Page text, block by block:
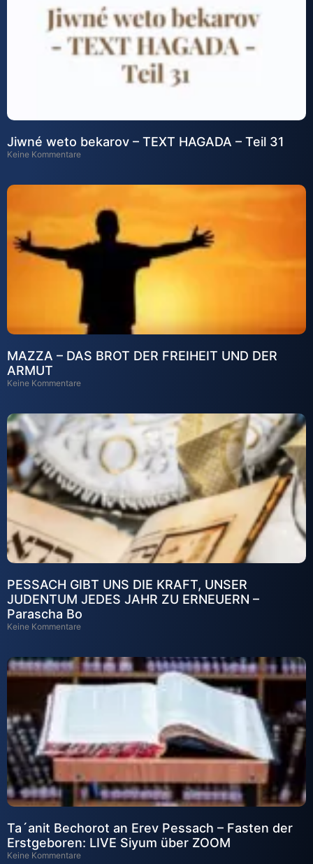
Jiwné weto bekarov – TEXT HAGADA – Teil 31
Keine Kommentare
MAZZA – DAS BROT DER FREIHEIT UND DER
ARMUT
Keine Kommentare
PESSACH GIBT UNS DIE KRAFT, UNSER
JUDENTUM JEDES JAHR ZU ERNEUERN –
Parascha Bo
Keine Kommentare
Ta´anit Bechorot an Erev Pessach – Fasten der
Erstgeboren: LIVE Siyum über ZOOM
Keine Kommentare